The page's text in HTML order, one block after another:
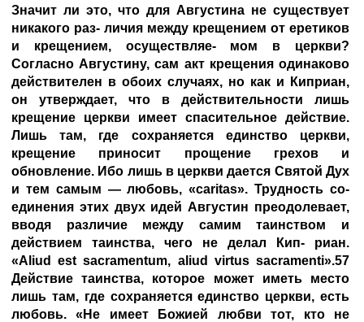
Значит ли это, что для Августина не существует
никакого раз- личия между крещением от еретиков
и крещением, осуществляе- мом в церкви?
Согласно Августину, сам акт крещения одинаково
действителен в обоих случаях, но как и Киприан,
он утверждает, что в действительности лишь
крещение церкви имеет спасительное действие.
Лишь там, где сохраняется единство церкви,
крещение приносит прощение грехов и
обновление. Ибо лишь в церкви дается Святой Дух
и тем самым — любовь, «caritas». Трудность со-
единения этих двух идей Августин преодолевает,
вводя различие между самим таинством и
действием таинства, чего не делал Кип- риан.
«Aliud est sacramentum, aliud virtus sacramenti».57
Действие таинства, которое может иметь место
лишь там, где сохраняется единство церкви, есть
любовь. «Не имеет Божией любви тот, кто не